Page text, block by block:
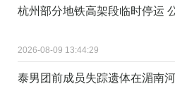
杭州部分地铁高架段临时停运
2026-08-09 13:44:29
泰男团前成员失踪遗体在湄南